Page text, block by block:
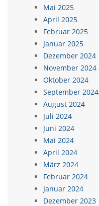
Mai 2025
April 2025
Februar 2025
Januar 2025
Dezember 2024
November 2024
Oktober 2024
September 2024
August 2024
Juli 2024
Juni 2024
Mai 2024
April 2024
März 2024
Februar 2024
Januar 2024
Dezember 2023